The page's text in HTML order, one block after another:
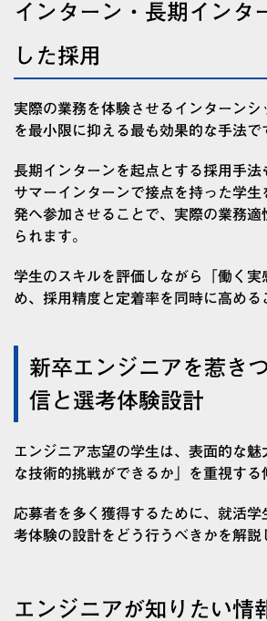
インターン・長期インタ
した採用
実際の業務を体験させるインターンシ
を最小限に抑える最も効果的な手法で
長期インターンを起点とする採用手法
サマーインターンで接点を持った学生
発へ参加させることで、実際の業務適
られます。
学生のスキルを評価しながら「働く実
め、採用精度と定着率を同時に高める
新卒エンジニアを惹き
信と選考体験設計
エンジニア志望の学生は、表面的な魅
な技術的挑戦ができるか」を重視する
応募者を多く獲得するために、就活学
考体験の設計をどう行うべきかを解説
エンジニアが知りたい情